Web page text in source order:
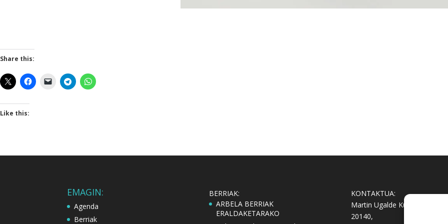
Share this:
Like this:
EMAGIN:
Agenda
Berriak
BERRIAK:
ARBELA BERRIAK
ERALDAKETARAKO
KONTAKTUA:
Martin Ugalde Kultur Parkea
20140,